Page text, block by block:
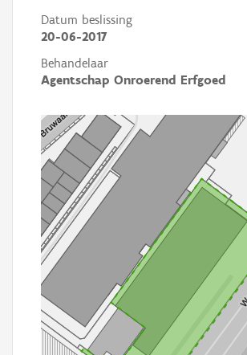
Datum beslissing
20-06-2017
Behandelaar
Agentschap Onroerend Erfgoed